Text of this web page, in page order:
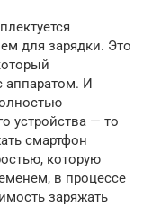
для зарядки. Это
аппаратом. И
устройства — то
смартфон
которую
в процессе
заряжать